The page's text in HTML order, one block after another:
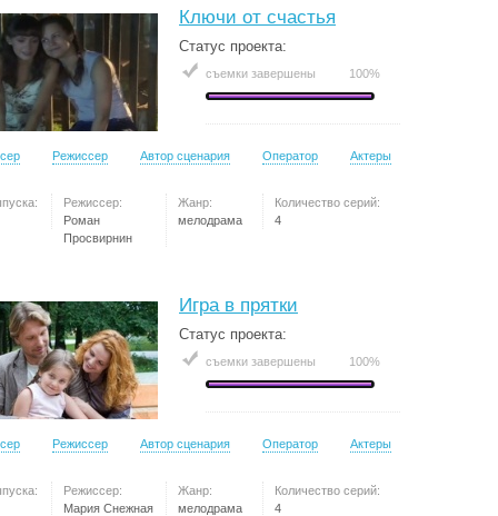
Ключи от счастья
Статус проекта:
съемки завершены 100%
Режиссер Автор сценария Оператор Актеры
Режиссер:
Роман
Просвирнин
Жанр:
мелодрама
Количество серий:
4
Игра в прятки
Статус проекта:
съемки завершены 100%
Режиссер Автор сценария Оператор Актеры
Режиссер:
Мария Снежная
Жанр:
мелодрама
Количество серий:
4